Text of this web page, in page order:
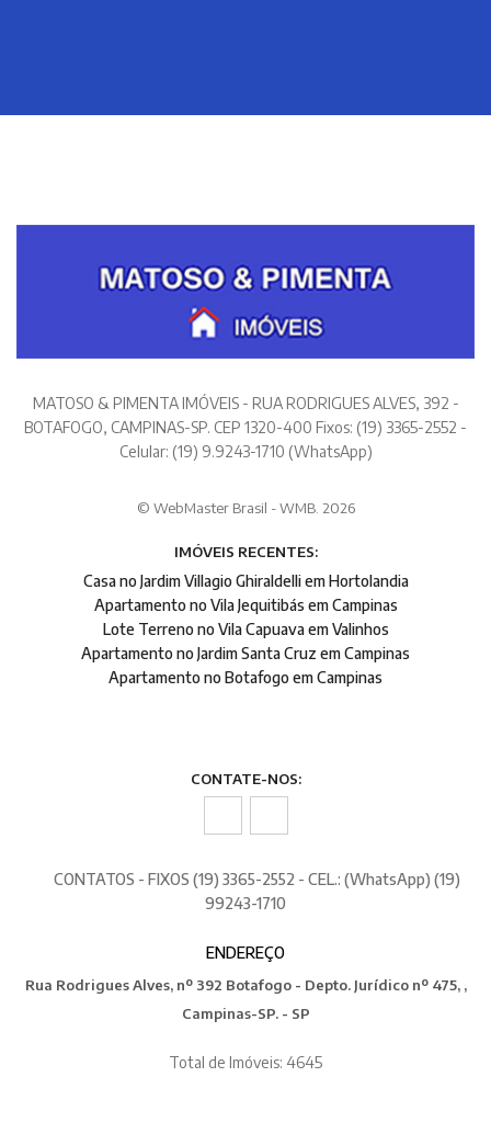
MATOSO & PIMENTA IMÓVEIS - RUA RODRIGUES ALVES, 392 -
BOTAFOGO, CAMPINAS-SP. CEP 1320-400 Fixos: (19) 3365-2552 -
Celular: (19) 9.9243-1710 (WhatsApp)
© WebMaster Brasil - WMB. 2026
IMÓVEIS RECENTES:
Casa no Jardim Villagio Ghiraldelli em Hortolandia
Apartamento no Vila Jequitibás em Campinas
Lote Terreno no Vila Capuava em Valinhos
Apartamento no Jardim Santa Cruz em Campinas
Apartamento no Botafogo em Campinas
CONTATE-NOS:
CONTATOS - FIXOS (19) 3365-2552 - CEL.: (WhatsApp) (19)
99243-1710
ENDEREÇO
Rua Rodrigues Alves, nº 392 Botafogo - Depto. Jurídico nº 475, ,
Campinas-SP. - SP
Total de Imóveis: 4645